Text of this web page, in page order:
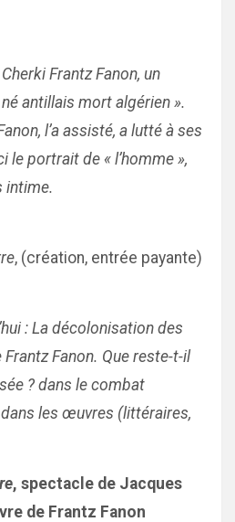
Frantz Fanon, un
antillais mort algérien ».
l’a assisté, a lutté à ses
le portrait de « l’homme »,
intime.
, (création, entrée payante)
: La décolonisation des
Fanon. Que reste-t-il
? dans le combat
les œuvres (littéraires,
, spectacle de Jacques
de Frantz Fanon